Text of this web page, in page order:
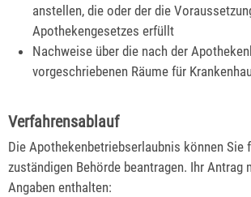
anstellen, die oder der die
Apothekengesetzes erfüllt
Nachweise über die nach der
vorgeschriebenen Räume für
Verfahrensablauf
Die Apothekenbetriebserlaubnis können Sie
zuständigen Behörde beantragen. Ihr Antrag
Angaben enthalten: